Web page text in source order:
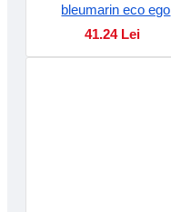
bleumarin eco ego
41.24 Lei